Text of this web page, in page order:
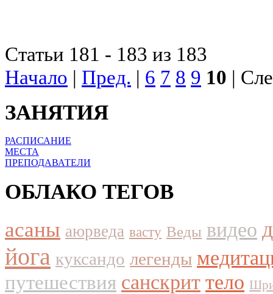
Статьи 181 - 183 из 183
Начало | Пред. | 6 7 8 9 10 |
ЗАНЯТИЯ
РАСПИСАНИЕ
МЕСТА
ПРЕПОДАВАТЕЛИ
ОБЛАКО ТЕГОВ
асаны аюрведа васту Веды видео
йога куксандо легенды
путешествия санскрит тело